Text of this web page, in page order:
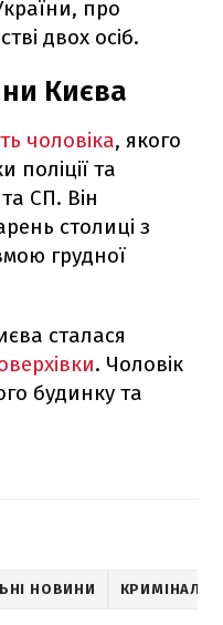
про
двох осіб.
Києва
чоловіка, якого
поліції та
СП. Він
столиці з
грудної
сталася
. Чоловік
будинку та
НОВИНИ КРИМІНАЛ